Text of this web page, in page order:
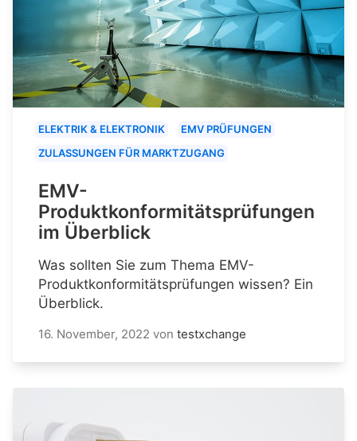
ELEKTRIK & ELEKTRONIK
EMV PRÜFUNGEN
ZULASSUNGEN FÜR MARKTZUGANG
EMV-
Produktkonformitätsprüfungen
im Überblick
Was sollten Sie zum Thema EMV-
Produktkonformitätsprüfungen wissen? Ein
Überblick.
16. November, 2022 von testxchange